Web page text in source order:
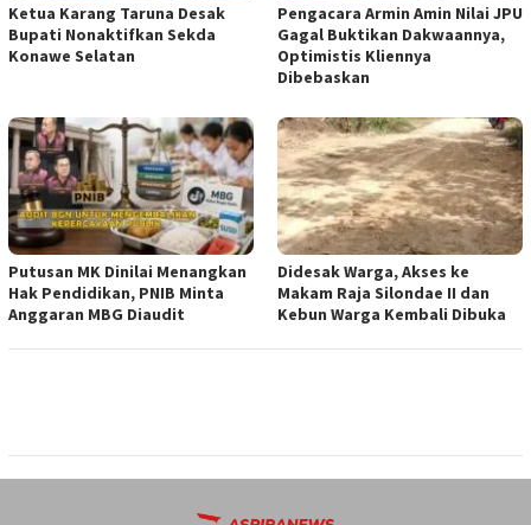
Ketua ‎Karang Taruna Desak
Bupati Nonaktifkan Sekda
Konawe Selatan
‎Pengacara Armin Amin Nilai JPU
Gagal Buktikan Dakwaannya,
Optimistis Kliennya
Dibebaskan
Putusan MK Dinilai Menangkan
Hak Pendidikan, PNIB Minta
Anggaran MBG Diaudit
Didesak Warga, Akses ke
Makam Raja Silondae II dan
Kebun Warga Kembali Dibuka